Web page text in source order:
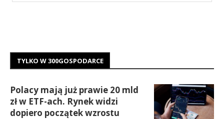
TYLKO W 300GOSPODARCE
Polacy mają już prawie 20 mld
zł w ETF-ach. Rynek widzi
dopiero początek wzrostu